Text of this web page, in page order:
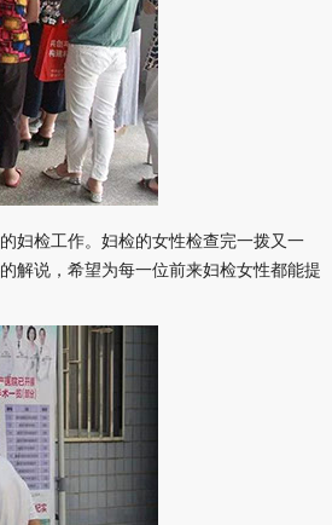
检工作。妇检的女性检查完一拨又一
解说，希望为每一位前来妇检女性都能提